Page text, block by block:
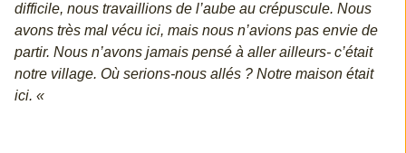
difficile, nous travaillions de l’aube au crépuscule. Nous
avons très mal vécu ici, mais nous n’avions pas envie de
partir. Nous n’avons jamais pensé à aller ailleurs- c’était
notre village. Où serions-nous allés ? Notre maison était
ici. «